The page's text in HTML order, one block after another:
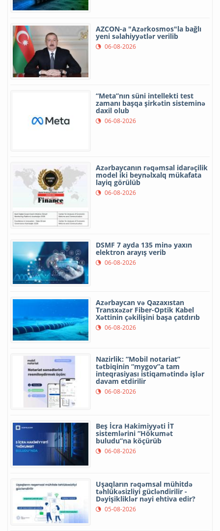
AZCON-a "Azərkosmos"la bağlı
yeni səlahiyyətlər verilib
06-08-2026
“Meta”nın süni intellekti test
zamanı başqa şirkətin sisteminə
daxil olub
06-08-2026
Azərbaycanın rəqəmsal idarəçilik
model iki beynəlxalq mükafata
layiq görülüb
06-08-2026
DSMF 7 ayda 135 minə yaxın
elektron arayış verib
06-08-2026
Azərbaycan və Qazaxıstan
Transxəzər Fiber-Optik Kabel
Xəttinin çəkilişini başa çatdırıb
06-08-2026
Nazirlik: “Mobil notariat”
tətbiqinin “mygov”a tam
inteqrasiyası istiqamətində işlər
davam etdirilir
06-08-2026
Beş İcra Hakimiyyəti İT
sistemlərini “Hökumət
buludu”na köçürüb
06-08-2026
Uşaqların rəqəmsal mühitdə
təhlükəsizliyi gücləndirilir -
Dəyişikliklər nəyi ehtiva edir?
05-08-2026